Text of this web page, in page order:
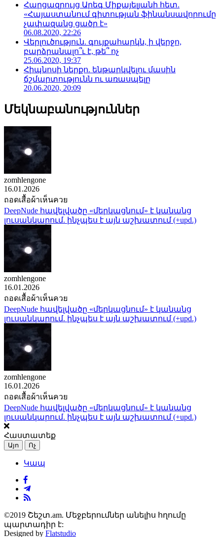
Հարցազրույց Արեգ Միքայելյանի հետ.
«Հայաստանում գիտության ֆինանսավորումը
չափազանց ցածր է»
06.08.2020, 22:26
Վերլուծություն. գույքահարկն, ի վերջո,
բարձրանալո՞ւ է, թե՞ ոչ
25.06.2020, 19:37
Հիպնոսի ներքո. ենթարկվելու մասին
ճշմարտությունն ու առասպելը
20.06.2020, 20:09
Մեկնաբանություններ
zomhlengone
16.01.2026
ถอดเสื้อผ้าเห็นควย
DeepNude հավելվածը «մերկացնում» է կանանց
լուսանկարում. ինչպես է այն աշխատում (+upd.)
zomhlengone
16.01.2026
ถอดเสื้อผ้าเห็นควย
DeepNude հավելվածը «մերկացնում» է կանանց
լուսանկարում. ինչպես է այն աշխատում (+upd.)
zomhlengone
16.01.2026
ถอดเสื้อผ้าเห็นควย
DeepNude հավելվածը «մերկացնում» է կանանց
լուսանկարում. ինչպես է այն աշխատում (+upd.)
Հաստատեք
Այո Ոչ
Կապ
©2019 Շեշտ.am. Մեջբերումներ անելիս հղումը
պարտադիր է:
Designed by Flatstudio